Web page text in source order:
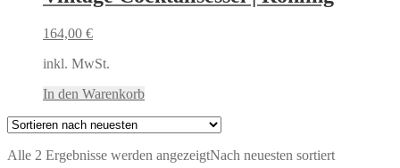
164,00 €
inkl. MwSt.
In den Warenkorb
Alle 2 Ergebnisse werden angezeigtNach neuesten sortiert